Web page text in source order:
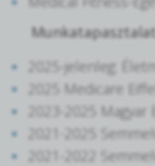
2025-jelenleg:
2025 Medicare
2023-2025
2021-2025
2021-2022